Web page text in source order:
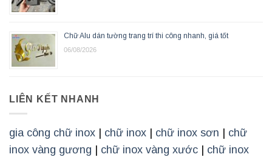
Chữ Alu dán tường trang trí thi công nhanh, giá tốt
06/08/2026
LIÊN KẾT NHANH
gia công chữ inox chữ inox chữ inox sơn
chữ
inox vàng gương
chữ inox vàng xước
chữ inox